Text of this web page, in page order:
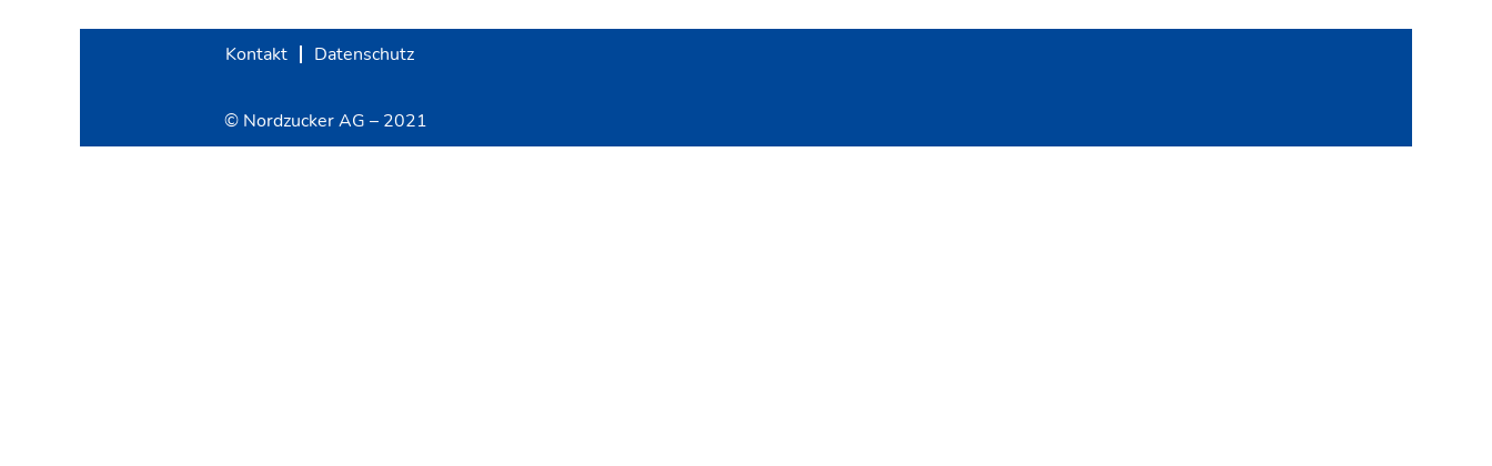
Kontakt Datenschutz
© Nordzucker AG – 2021